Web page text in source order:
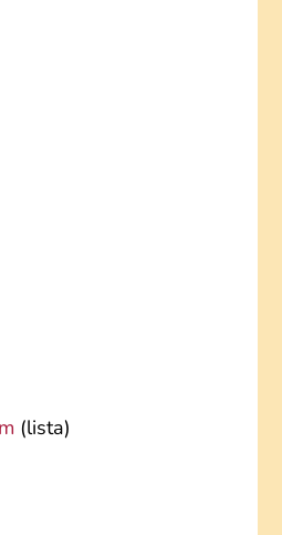
(lista)